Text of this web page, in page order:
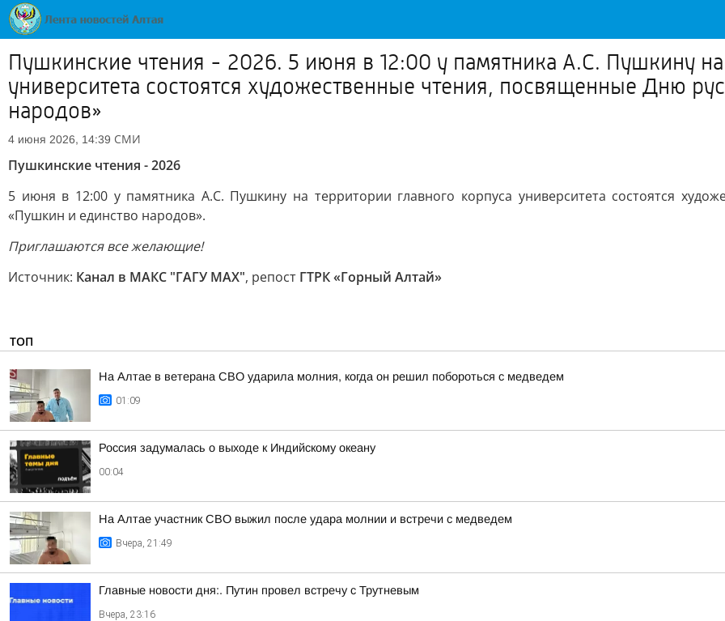
Пушкинские чтения - 2026. 5 июня в 12:00 у памятника А.С. Пушкину на
университета состоятся художественные чтения, посвященные Дню
народов»
4 июня 2026, 14:39 СМИ
Пушкинские чтения - 2026
5 июня в 12:00 у памятника А.С. Пушкину на территории главного корпуса университета состоятся
«Пушкин и единство народов».
Приглашаются все желающие!
Источник: Канал в МАКС "ГАГУ MAX", репост ГТРК «Горный Алтай»
ТОП
На Алтае в ветерана СВО ударила молния, когда он решил побороться с медведем
01:09
Россия задумалась о выходе к Индийскому океану
00:04
На Алтае участник СВО выжил после удара молнии и встречи с медведем
Вчера, 21:49
Главные новости дня:. Путин провел встречу с Трутневым
Вчера, 23:16